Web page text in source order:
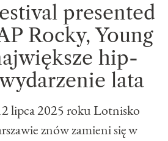
presented
Rocky, Young
hip-
lata
lipca 2025 roku Lotnisko
znów zamieni się w